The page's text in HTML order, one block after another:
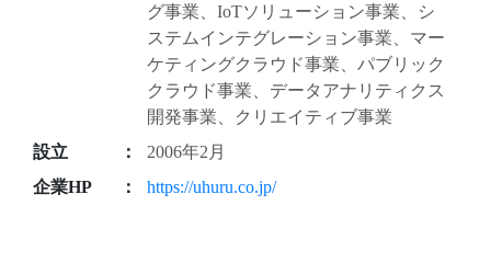
グ事業、IoTソリューション事業、シ
ステムインテグレーション事業、マー
ケティングクラウド事業、パブリック
クラウド事業、データアナリティクス
開発事業、クリエイティブ事業
設立
2006年2月
企業HP
https://uhuru.co.jp/